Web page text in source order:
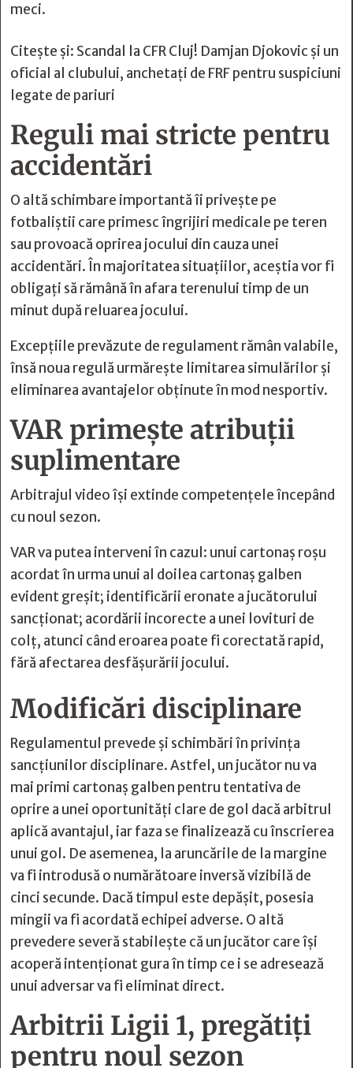
meci.
Citește și: Scandal la CFR Cluj! Damjan Djokovic și un
oficial al clubului, anchetați de FRF pentru suspiciuni
legate de pariuri
Reguli mai stricte pentru
accidentări
O altă schimbare importantă îi privește pe
fotbaliștii care primesc îngrijiri medicale pe teren
sau provoacă oprirea jocului din cauza unei
accidentări. În majoritatea situațiilor, aceștia vor fi
obligați să rămână în afara terenului timp de un
minut după reluarea jocului.
Excepțiile prevăzute de regulament rămân valabile,
însă noua regulă urmărește limitarea simulărilor și
eliminarea avantajelor obținute în mod nesportiv.
VAR primește atribuții
suplimentare
Arbitrajul video își extinde competențele începând
cu noul sezon.
VAR va putea interveni în cazul: unui cartonaș roșu
acordat în urma unui al doilea cartonaș galben
evident greșit; identificării eronate a jucătorului
sancționat; acordării incorecte a unei lovituri de
colț, atunci când eroarea poate fi corectată rapid,
fără afectarea desfășurării jocului.
Modificări disciplinare
Regulamentul prevede și schimbări în privința
sancțiunilor disciplinare. Astfel, un jucător nu va
mai primi cartonaș galben pentru tentativa de
oprire a unei oportunități clare de gol dacă arbitrul
aplică avantajul, iar faza se finalizează cu înscrierea
unui gol. De asemenea, la aruncările de la margine
va fi introdusă o numărătoare inversă vizibilă de
cinci secunde. Dacă timpul este depășit, posesia
mingii va fi acordată echipei adverse. O altă
prevedere severă stabilește că un jucător care își
acoperă intenționat gura în timp ce i se adresează
unui adversar va fi eliminat direct.
Arbitrii Ligii 1, pregătiți
pentru noul sezon